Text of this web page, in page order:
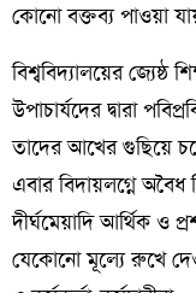
কোনো বক্তব্য পাওয়া
​বিশ্ববিদ্যালয়ের জ্যেষ্ঠ
উপাচার্যদের দ্বারা
তাদের আখের গুছিয়ে
এবার বিদায়লগ্নে অবৈধ
দীর্ঘমেয়াদি আর্থিক ও
যেকোনো মূল্যে রুখে